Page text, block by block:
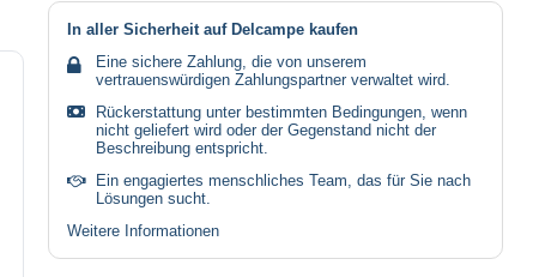
In aller Sicherheit auf Delcampe kaufen
Eine sichere Zahlung, die von unserem
vertrauenswürdigen Zahlungspartner verwaltet wird.
Rückerstattung unter bestimmten Bedingungen, wenn
nicht geliefert wird oder der Gegenstand nicht der
Beschreibung entspricht.
Ein engagiertes menschliches Team, das für Sie nach
Lösungen sucht.
Weitere Informationen